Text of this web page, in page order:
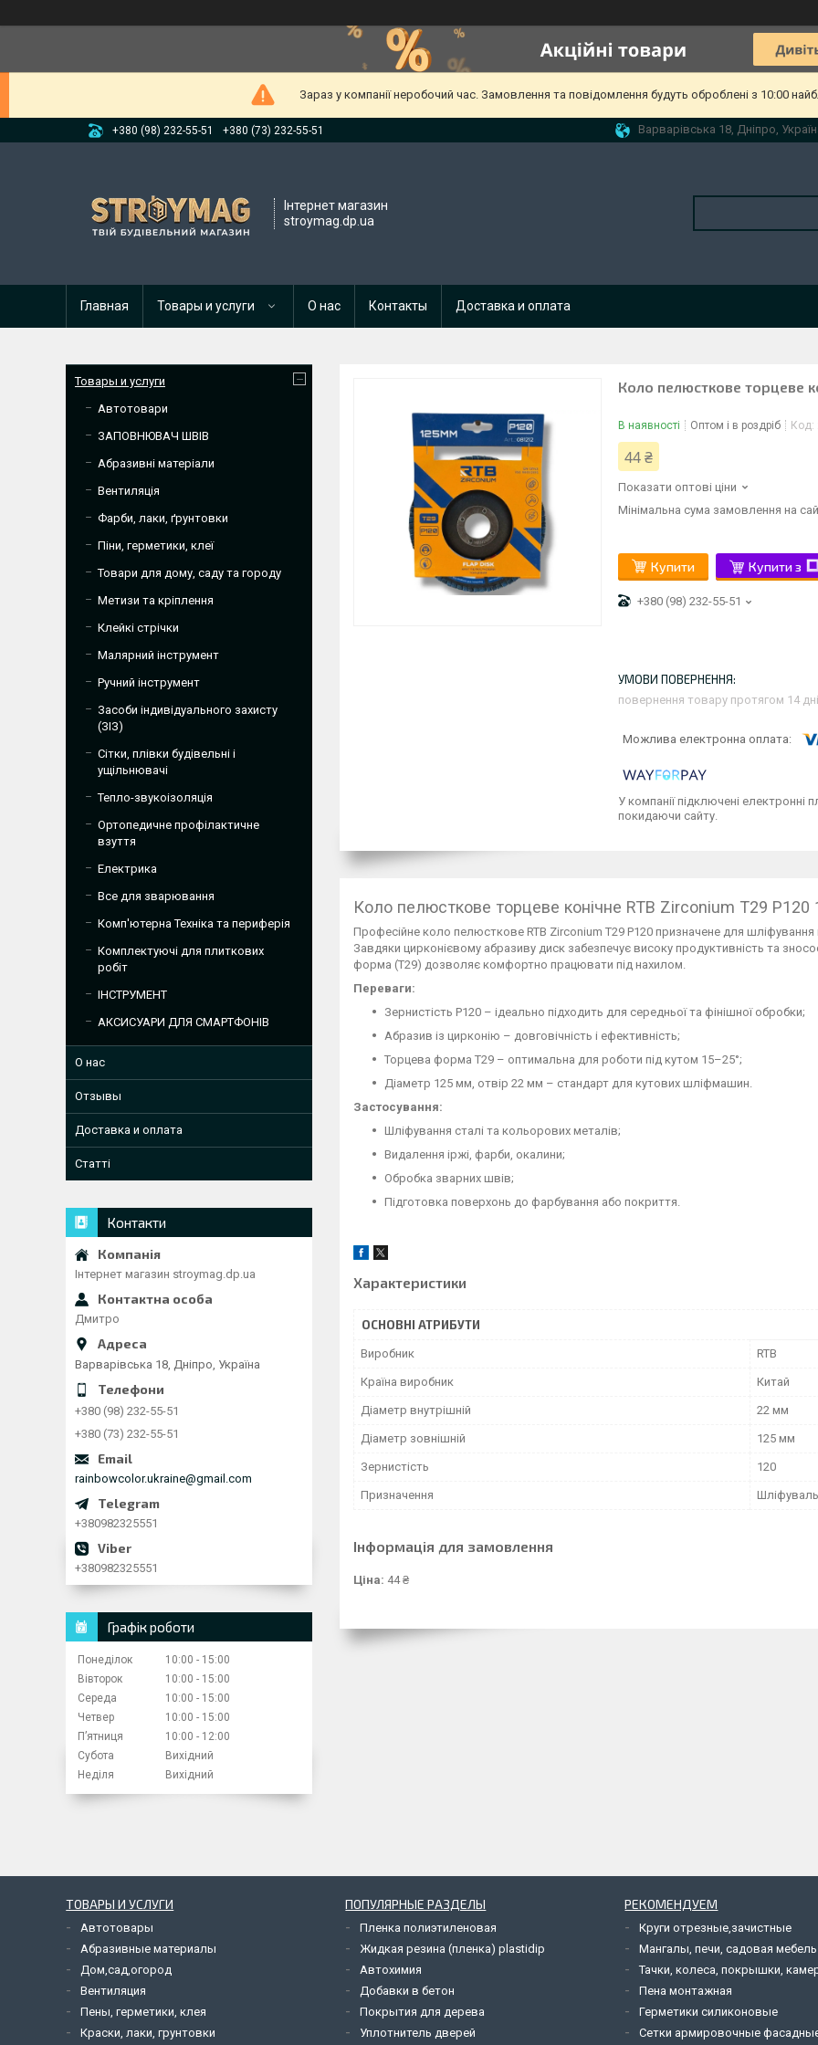
Зараз у компанії неробочий час. Замовлення та повідомлення будуть оброблені з 10:00
+380 (98) 232-55-51 +380 (73) 232-55-51 Варварівська 18, Дніпро,
Інтернет магазин
stroymag.dp.ua
Главная Товары и услуги О нас Контакты Доставка и оплата
Коло пелюсткове торцеве
В наявності Оптом і в роздріб Код:
44 ₴
Показати оптові ціни
Мінімальна сума замовлення на
Купити Купити з
+380 (98) 232-55-51
повернення товару протягом 14
У компанії підключені електронні
покидаючи сайту.
Коло пелюсткове торцеве конічне RTB Zirconium Т29
Професійне коло пелюсткове RTB Zirconium T29 P120 призначене для
Завдяки цирконієвому абразиву диск забезпечує високу продуктивність та
форма (T29) дозволяє комфортно працювати під нахилом.
Переваги:
Зернистість P120 – ідеально підходить для середньої та фінішної обробки;
Абразив із цирконію – довговічність і ефективність;
Торцева форма T29 – оптимальна для роботи під кутом 15–25°;
Діаметр 125 мм, отвір 22 мм – стандарт для кутових шліфмашин.
Застосування:
Шліфування сталі та кольорових металів;
Видалення іржі, фарби, окалини;
Обробка зварних швів;
Підготовка поверхонь до фарбування або покриття.
Характеристики
ОСНОВНІ АТРИБУТИ
Виробник RTB
Країна виробник Китай
Діаметр внутрішній 22 мм
Діаметр зовнішній 125 мм
Зернистість 120
Призначення
Інформація для замовлення
Ціна: 44 ₴
Товары и услуги
Автотовари
ЗАПОВНЮВАЧ ШВІВ
Абразивні матеріали
Вентиляція
Фарби, лаки, ґрунтовки
Піни, герметики, клеї
Товари для дому, саду та городу
Метизи та кріплення
Клейкі стрічки
Малярний інструмент
Ручний інструмент
Засоби індивідуального захисту
(ЗІЗ)
Сітки, плівки будівельні і
ущільнювачі
Тепло-звукоізоляція
Ортопедичне профілактичне
взуття
Електрика
Все для зварювання
Комп'ютерна Техніка та периферія
Комплектуючі для плиткових
робіт
ІНСТРУМЕНТ
АКСИСУАРИ ДЛЯ СМАРТФОНІВ
О нас
Отзывы
Доставка и оплата
Статті
Контакти
Інтернет магазин stroymag.dp.ua
Дмитро
Варварівська 18, Дніпро, Україна
+380 (98) 232-55-51
+380 (73) 232-55-51
rainbowcolor.ukraine@gmail.com
+380982325551
+380982325551
Графік роботи
Понеділок 10:00
15:00
Вівторок
10:00
15:00
Середа
10:00
15:00
Четвер
10:00
15:00
Пʼятниця
10:00
12:00
Субота
Вихідний
Неділя
Вихідний
ТОВАРЫ И УСЛУГИ
Автотовары
Абразивные материалы
Дом,сад,огород
Вентиляция
Пены, герметики, клея
Краски, лаки, грунтовки
ПОПУЛЯРНЫЕ РАЗДЕЛЫ
Пленка полиэтиленовая
Жидкая резина (пленка) plastidip
Автохимия
Добавки в бетон
Покрытия для дерева
Уплотнитель дверей
РЕКОМЕНДУЕМ
Круги отрезные,зачистные
Мангалы, печи, садовая мебель
Тачки, колеса, покрышки,
Пена монтажная
Герметики силиконовые
Сетки армировочные